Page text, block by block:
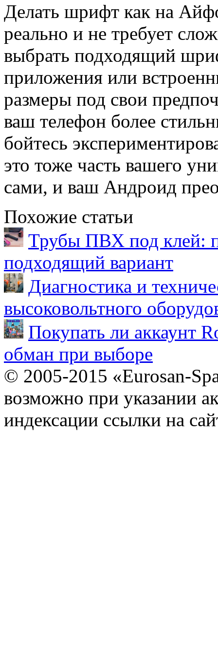
Делать шрифт как на
реально и не требует
выбрать подходящий
приложения или
размеры под свои
ваш телефон более
бойтесь
это тоже часть вашего
сами, и ваш Андроид
Похожие статьи
Трубы ПВХ под клей:
подходящий вариант
Диагностика и
высоковольтного
Покупать ли аккаунт
обман при выборе
© 2005-2015 «Eurosan-
возможно при указании
индексации ссылки на